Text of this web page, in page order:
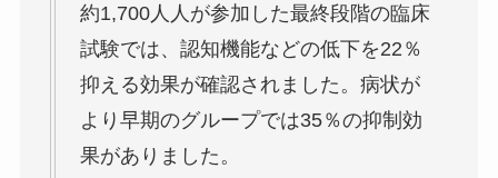
約1,700人人が参加した最終段階の臨床
試験では、認知機能などの低下を22％
抑える効果が確認されました。病状が
より早期のグループでは35％の抑制効
果がありました。